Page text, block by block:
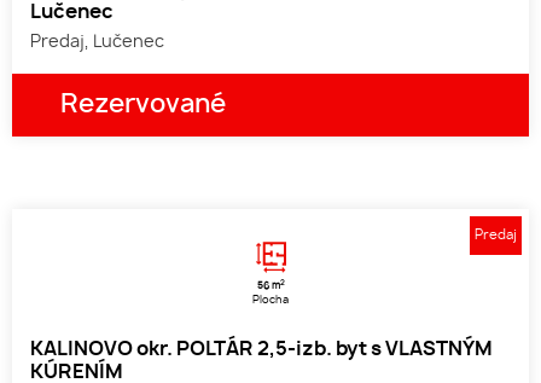
Lučenec
Predaj, Lučenec
Rezervované
56 m2
Plocha
KALINOVO okr. POLTÁR 2,5-izb. byt s VLASTNÝM
KÚRENÍM
Predaj